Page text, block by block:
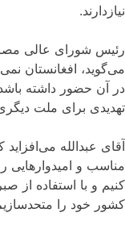
نیازدارند.
رئیس شورای عالی
می‌گوید، افغانستان
در آن حضور داشته
تهدیدی برای ملت
آقای عبدالله
مناسب و امیدوارهایی
کنیم و با استفاده از
کشور خود را